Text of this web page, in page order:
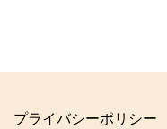
プライバシーポリシー